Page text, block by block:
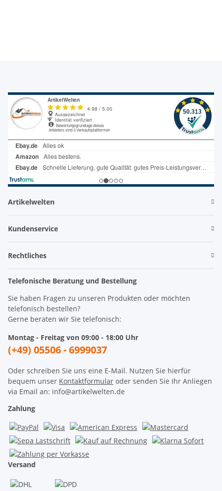
Artikelwelten
Kundenservice
Rechtliches
Telefonische Beratung und Bestellung
Sie haben Fragen zu unseren Produkten oder möchten
telefonisch bestellen?
Gerne beraten wir Sie telefonisch:
Montag - Freitag von 09:00 - 18:00 Uhr
(+49) 05506 - 6999037
Oder schreiben Sie uns eine E-Mail. Nutzen Sie hierfür
bequem unser Kontaktformular oder senden Sie Ihr Anliegen
via Email an: info@artikelwelten.de
Zahlung
Versand